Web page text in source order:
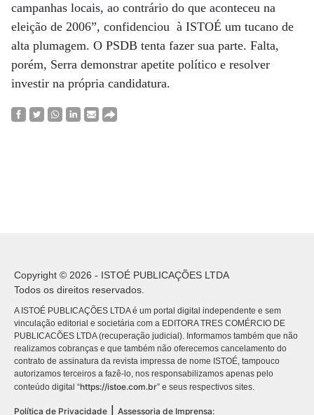
campanhas locais, ao contrário do que aconteceu na
eleição de 2006”, confidenciou à ISTOÉ um tucano de
alta plumagem. O PSDB tenta fazer sua parte. Falta,
porém, Serra demonstrar apetite político e resolver
investir na própria candidatura.
Copyright © 2026 - ISTOÉ PUBLICAÇÕES LTDA
Todos os direitos reservados.
A ISTOÉ PUBLICAÇÕES LTDA é um portal digital independente e sem
vinculação editorial e societária com a EDITORA TRES COMÉRCIO DE
PUBLICACÕES LTDA (recuperação judicial). Informamos também que não
realizamos cobranças e que também não oferecemos cancelamento do
contrato de assinatura da revista impressa de nome ISTOÉ, tampouco
autorizamos terceiros a fazê-lo, nos responsabilizamos apenas pelo
conteúdo digital “https://istoe.com.br” e seus respectivos sites.
Política de Privacidade Assessoria de Imprensa: